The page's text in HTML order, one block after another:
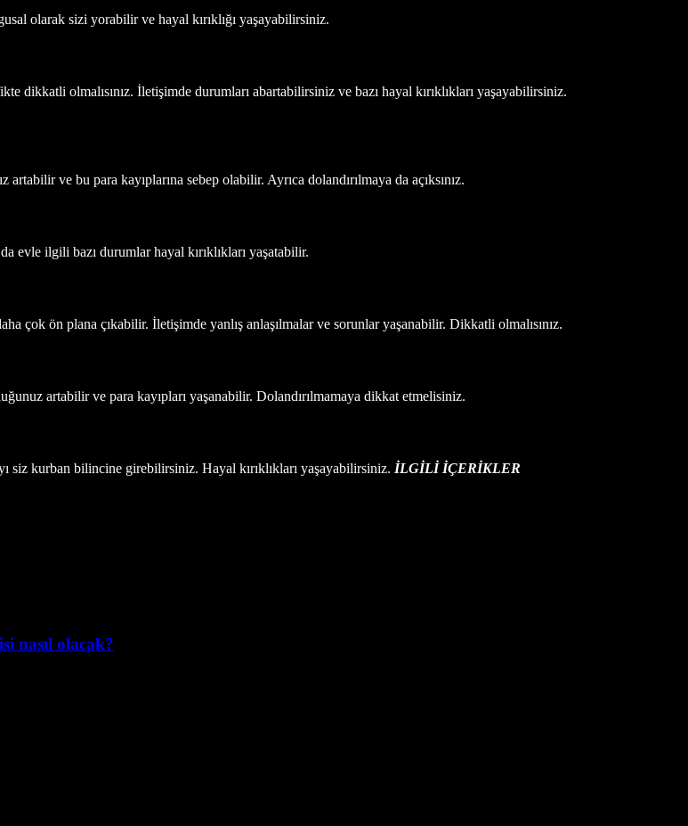
olarak sizi yorabilir ve hayal kırıklığı yaşayabilirsiniz.
olmalısınız. İletişimde durumları abartabilirsiniz ve bazı hayal kırıklıkları yaşayabilirsiniz.
ve bu para kayıplarına sebep olabilir. Ayrıca dolandırılmaya da açıksınız.
ilgili bazı durumlar hayal kırıklıkları yaşatabilir.
çok ön plana çıkabilir. İletişimde yanlış anlaşılmalar ve sorunlar yaşanabilir. Dikkatli olmalısınız.
artabilir ve para kayıpları yaşanabilir. Dolandırılmamaya dikkat etmelisiniz.
siz kurban bilincine girebilirsiniz. Hayal kırıklıkları yaşayabilirsiniz. İLGİLİ İÇERİKLER
nasıl olacak?